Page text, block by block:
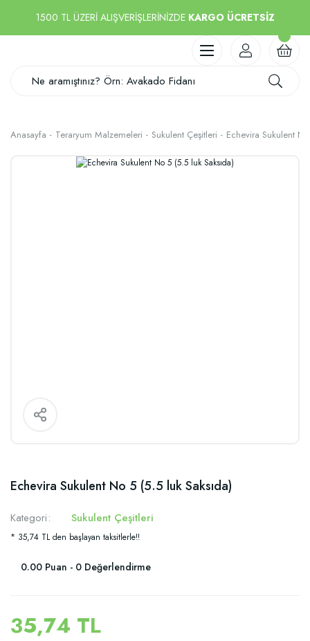
1500 TL ÜZERİ ALIŞVERİŞLERİNİZDE KARGO ÜCRETSİZ
Anasayfa Teraryum Malzemeleri Sukulent Çeşitleri Echevira Sukulent
Echevira Sukulent No 5 (5.5 luk Saksıda)
Kategori Sukulent Çeşitleri
* 35,74 TL den başlayan taksitlerle!!
0.00 Puan - 0 Değerlendirme
35,74 TL